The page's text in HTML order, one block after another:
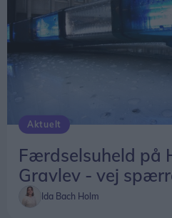
Aktuelt
Færdselsuheld på
Gravlev - vej
Ida Bach Holm